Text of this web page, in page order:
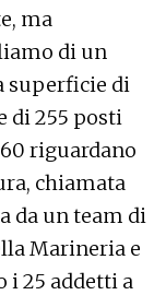
ma
di un
superficie di
di 255 posti
riguardano
chiamata
da un team di
Marineria e
i 25 addetti a